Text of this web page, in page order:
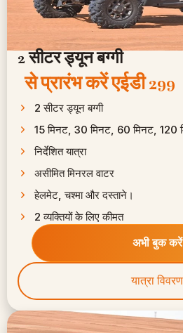
2 सीटर ड्यून बग्गी
से प्रारंभ करेंएईडी 299 ​
2 सीटर ड्यून बग्गी
15 मिनट, 30 मिनट, 60 मिनट, 120
निर्देशित यात्रा
असीमित मिनरल वाटर
हेलमेट, चश्मा और दस्ताने।
2 व्यक्तियों के लिए कीमत
अभी बुक करें
यात्रा विवरण